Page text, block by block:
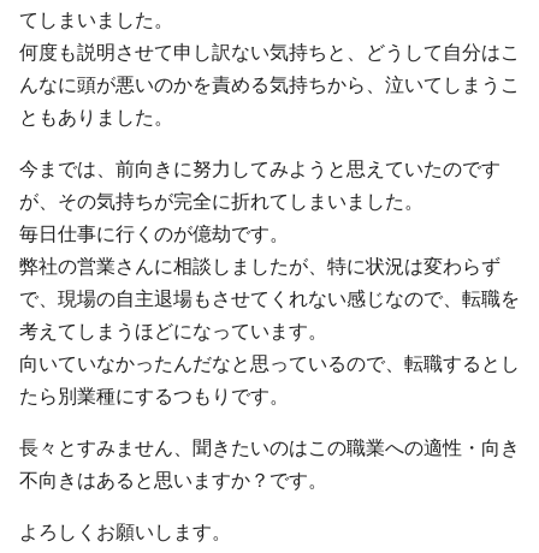
てしまいました。
何度も説明させて申し訳ない気持ちと、どうして自分はこ
んなに頭が悪いのかを責める気持ちから、泣いてしまうこ
ともありました。
今までは、前向きに努力してみようと思えていたのです
が、その気持ちが完全に折れてしまいました。
毎日仕事に行くのが億劫です。
弊社の営業さんに相談しましたが、特に状況は変わらず
で、現場の自主退場もさせてくれない感じなので、転職を
考えてしまうほどになっています。
向いていなかったんだなと思っているので、転職するとし
たら別業種にするつもりです。
長々とすみません、聞きたいのはこの職業への適性・向き
不向きはあると思いますか？です。
よろしくお願いします。